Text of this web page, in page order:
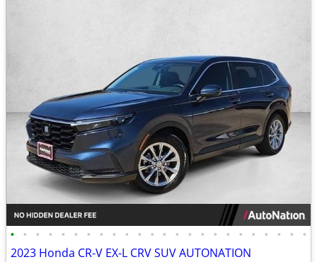
• • • • • • • • • • • • • • • • • • • • • • • •
2023 Honda CR-V EX-L CRV SUV AUTONATION